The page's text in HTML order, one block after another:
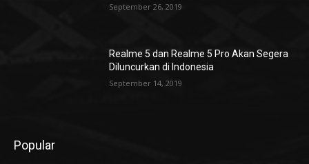
September 26, 2019
Realme 5 dan Realme 5 Pro Akan Segera
Diluncurkan di Indonesia
September 14, 2019
Popular